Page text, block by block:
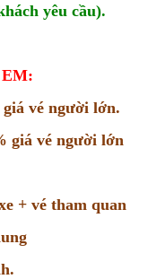
yêu cầu).
vé người lớn.
giá vé người lớn
+ vé tham quan